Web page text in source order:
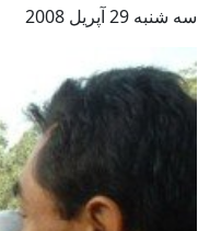
سه شنبه 29 آپریل 2008